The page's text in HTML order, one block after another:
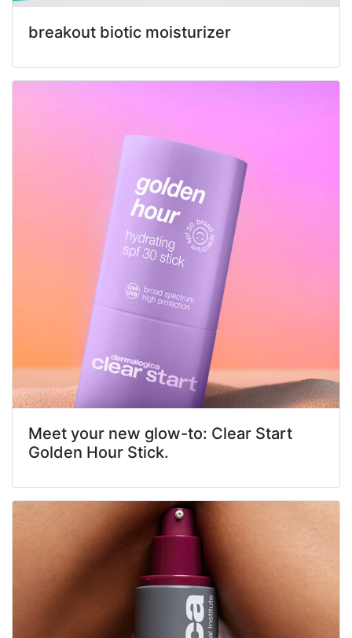
breakout biotic moisturizer
Meet your new glow-to: Clear Start
Golden Hour Stick.